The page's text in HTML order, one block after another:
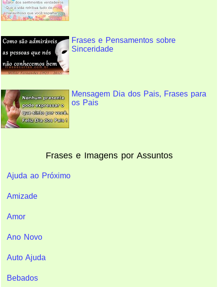
Frases e Pensamentos sobre
Sinceridade
Mensagem Dia dos Pais, Frases para
os Pais
Frases e Imagens por Assuntos
Ajuda ao Próximo
Amizade
Amor
Ano Novo
Auto Ajuda
Bebados